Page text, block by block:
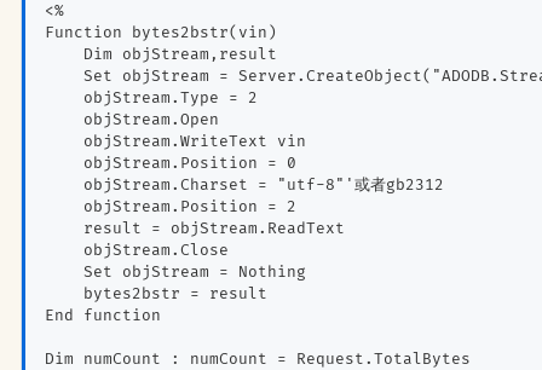
<%
Function bytes2bstr(vin)
Dim objStream,result
Set objStream =
objStream.Type = 2
objStream.Open
objStream.WriteText vin
objStream.Position = 0
objStream.Charset = "utf-8"'或者gb2312
objStream.Position = 2
result = objStream.ReadText
objStream.Close
Set objStream = Nothing
bytes2bstr = result
End function
Dim numCount : numCount = Request.TotalBytes